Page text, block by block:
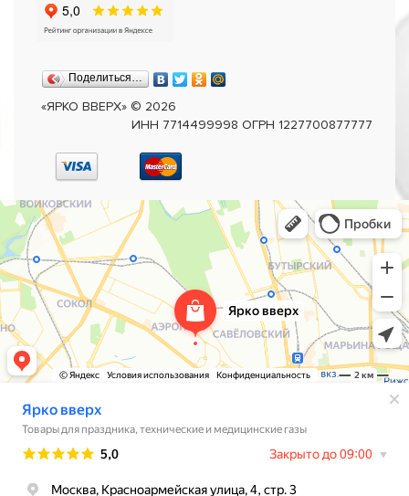
Поделиться…
«ЯРКО ВВЕРХ» © 2026
ИНН 7714499998 ОГРН 1227700877777